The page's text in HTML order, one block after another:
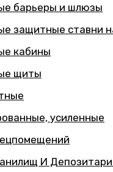
барьеры и шлюзы
защитные ставни
кабины
щиты
усиленные
И